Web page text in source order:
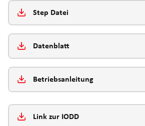
Step Datei
Datenblatt
Betriebsanleitung
Link zur IODD